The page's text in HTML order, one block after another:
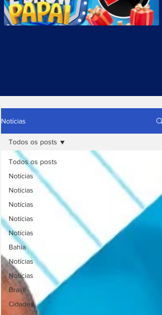
Notícias
Todos os posts
Notícias
Notícias
Notícias
Notícias
Notícias
Bahia
Notícias
Notícias
Brasil
Cidades
Todos os posts